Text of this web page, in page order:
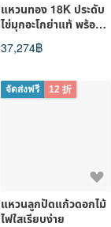
แหวนทอง 18K ประดับ
ไข่มุกอะโกย่าแท้ พร้อม
เพชรธรรมชาติ ไข่มุก
เกรดดีที่สุด ขนาด 8.5-9
(Tennyo-class) แหวน
ไข่มุกอะโกย่า แหวนผู้
37,274฿
จัดส่งฟรี 12 折
แหวนลูกปัดแก้วดอกไม้
ไฟใสเรียบง่าย